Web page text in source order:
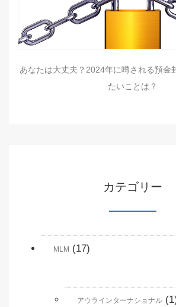
あなたは大丈夫？2024年に噂される預金
たいことは？
カテゴリー
MLM (17)
アウラインターナショナル